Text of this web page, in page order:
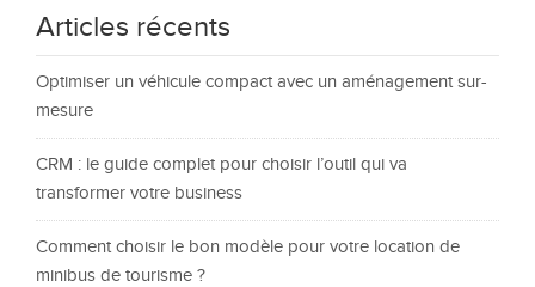
Articles récents
Optimiser un véhicule compact avec un aménagement sur-
mesure
CRM : le guide complet pour choisir l’outil qui va
transformer votre business
Comment choisir le bon modèle pour votre location de
minibus de tourisme ?